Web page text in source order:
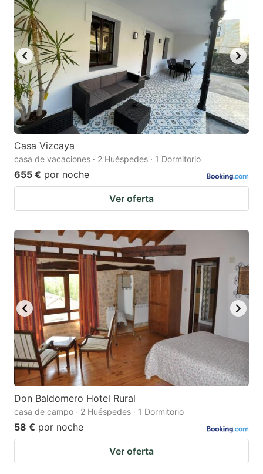
Casa Vizcaya
casa de vacaciones · 2 Huéspedes · 1 Dormitorio
655 € por noche
Ver oferta
Don Baldomero Hotel Rural
casa de campo · 2 Huéspedes · 1 Dormitorio
58 € por noche
Ver oferta